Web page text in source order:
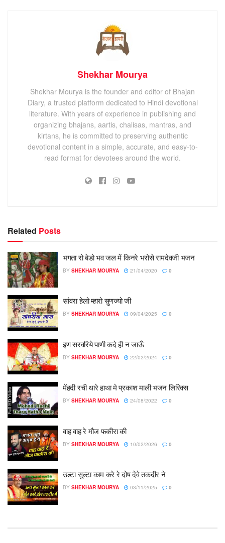
Shekhar Mourya
Shekhar Mourya is the founder and editor of Bhajan
Diary, a trusted platform dedicated to Hindi devotional
literature. With years of experience in publishing and
organizing bhajans, aartis, chalisas, mantras, and
kirtans, he is committed to preserving authentic
devotional content in a simple, accurate, and easy-to-
read format for devotees around the world.
Related Posts
भगता रो बेडो भव जल में किनरे भरोसे रामदेवजी भजन
BY SHEKHAR MOURYA 21/04/2020 0
सांवरा हेलो म्हारो सुणज्यो जी
BY SHEKHAR MOURYA 09/04/2025 0
इण सरवरिये पाणी कदे ही न जाऊँ
BY SHEKHAR MOURYA 22/02/2024 0
मेंहदी रची थारे हाथा मे प्रकाश माली भजन लिरिक्स
BY SHEKHAR MOURYA 24/08/2022 0
वाह वाह रे मौज फकीरा की
BY SHEKHAR MOURYA 10/02/2026 0
उल्टा सुल्टा काम करे रे दोष देवे तकदीर ने
BY SHEKHAR MOURYA 03/11/2025 0